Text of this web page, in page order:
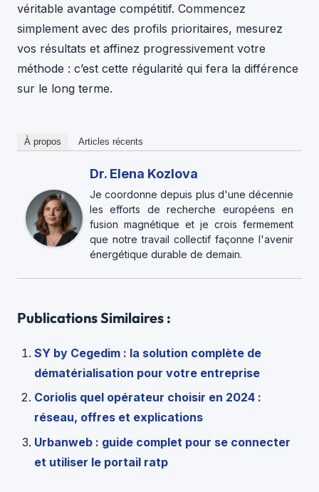
véritable avantage compétitif. Commencez
simplement avec des profils prioritaires, mesurez
vos résultats et affinez progressivement votre
méthode : c’est cette régularité qui fera la différence
sur le long terme.
À propos Articles récents
Dr. Elena Kozlova
Je coordonne depuis plus d'une décennie
les efforts de recherche européens en
fusion magnétique et je crois fermement
que notre travail collectif façonne l'avenir
énergétique durable de demain.
Publications Similaires :
SY by Cegedim : la solution complète de
dématérialisation pour votre entreprise
Coriolis quel opérateur choisir en 2024 :
réseau, offres et explications
Urbanweb : guide complet pour se connecter
et utiliser le portail ratp